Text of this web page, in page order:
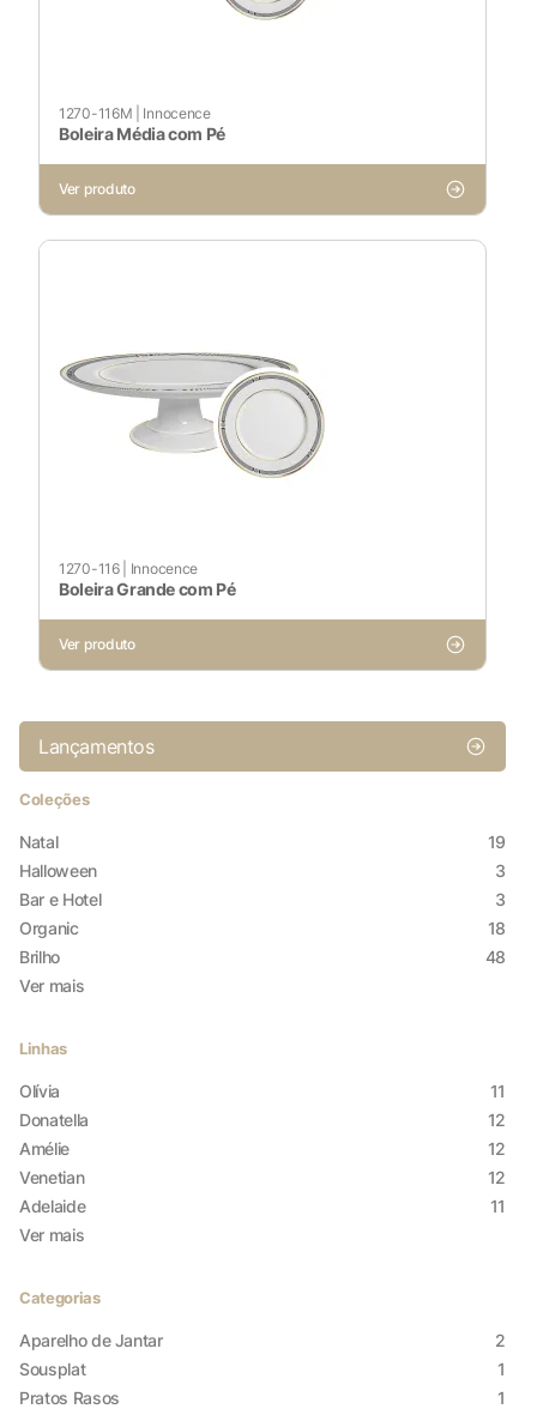
Pesquisar
Lançamentos
Coleções
Natal
19
Halloween
3
Bar e Hotel
3
Organic
18
Brilho
48
Ver mais
Linhas
Olívia
11
Donatella
12
Amélie
12
Venetian
12
Adelaide
11
Ver mais
Categorias
Aparelho de Jantar
2
Sousplat
1
Pratos Rasos
1
1270-116M Innocence
Boleira Média com Pé
Ver produto
1270-116| Innocence
Boleira Grande com Pé
Ver produto
X